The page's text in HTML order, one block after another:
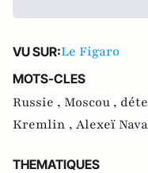
VU SUR:Le Figaro
MOTS-CLES
Russie , Moscou ,
Kremlin , Alexeï
THEMATIQUES